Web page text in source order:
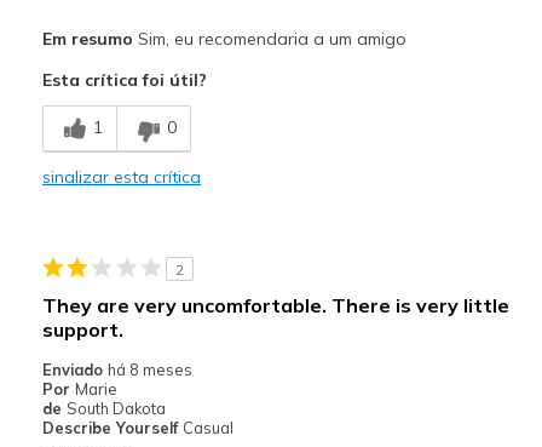
Breathe Well
Comfortable
Casual Wear
Going Out
Special Occasions
Em resumo Sim, eu recomendaria a um amigo
Esta crítica foi útil?
1 0
sinalizar esta crítica
2
They are very uncomfortable. There is very little
support.
Enviado há 8 meses
Por Marie
de South Dakota
Describe Yourself Casual